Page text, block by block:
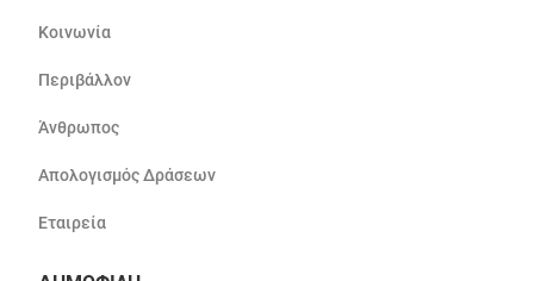
Κοινωνία
Περιβάλλον
Άνθρωπος
Απολογισμός Δράσεων
Εταιρεία